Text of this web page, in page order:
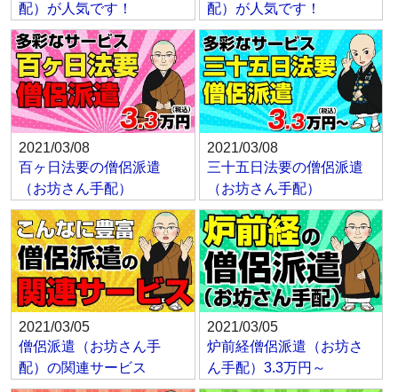
配）が人気です！ 配）が人気です！
2021/03/08
百ヶ日法要の僧侶派遣
（お坊さん手配）
2021/03/08
三十五日法要の僧侶派遣
（お坊さん手配）
2021/03/05
僧侶派遣（お坊さん手
配）の関連サービス
2021/03/05
炉前経僧侶派遣（お坊さ
ん手配）3.3万円～